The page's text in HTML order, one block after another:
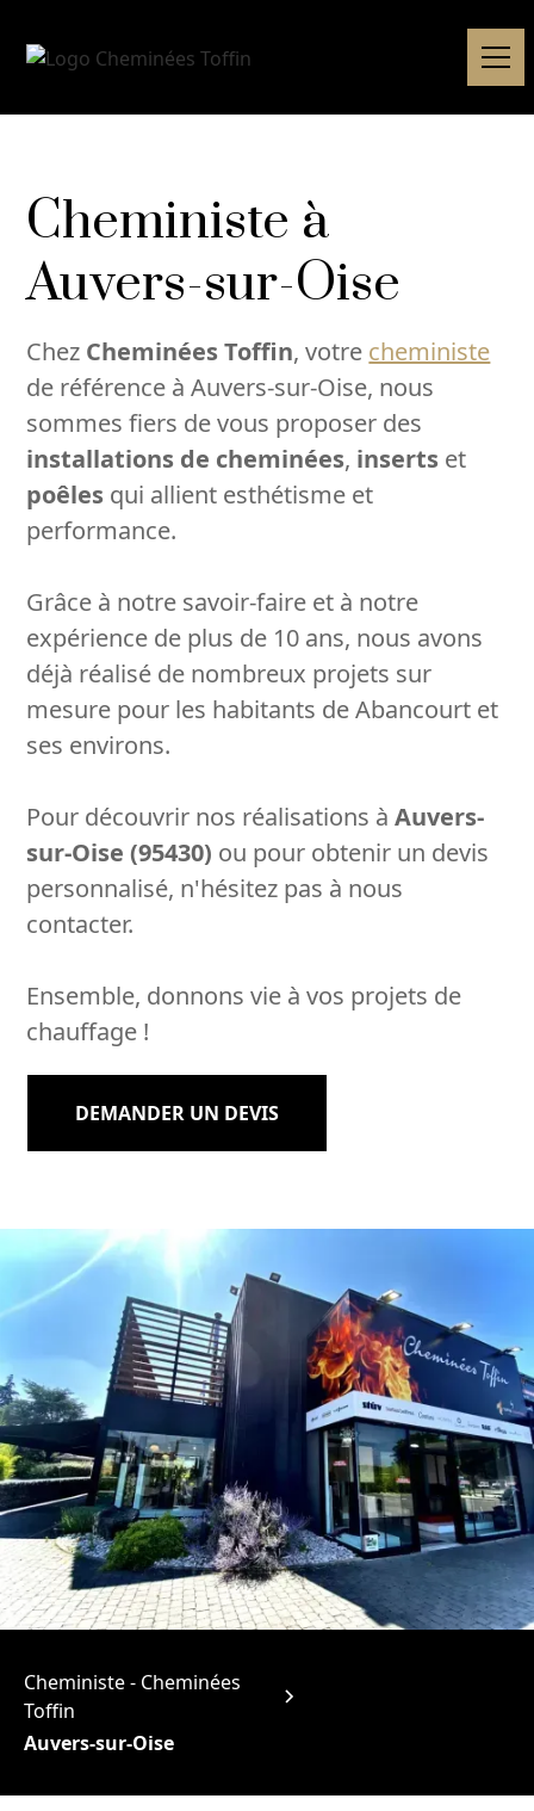
Cheministe à
Auvers-sur-Oise
Chez Cheminées Toffin, votre cheministe
de référence à Auvers-sur-Oise, nous
sommes fiers de vous proposer des
installations de cheminées, inserts et
poêles qui allient esthétisme et
performance.
Grâce à notre savoir-faire et à notre
expérience de plus de 10 ans, nous avons
déjà réalisé de nombreux projets sur
mesure pour les habitants de Abancourt et
ses environs.
Pour découvrir nos réalisations àAuvers-
sur-Oise (95430) ou pour obtenir un devis
personnalisé, n'hésitez pas à nous
contacter.
Ensemble, donnons vie à vos projets de
chauffage !
DEMANDER UN DEVIS
Cheministe - Cheminées
Toffin
Auvers-sur-Oise